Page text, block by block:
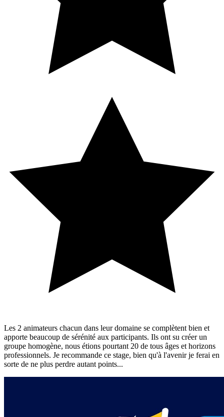
Les 2 animateurs chacun dans leur domaine se complètent bien et
apporte beaucoup de sérénité aux participants. Ils ont su créer un
groupe homogène, nous étions pourtant 20 de tous âges et horizons
professionnels. Je recommande ce stage, bien qu'à l'avenir je ferai en
sorte de ne plus perdre autant points...